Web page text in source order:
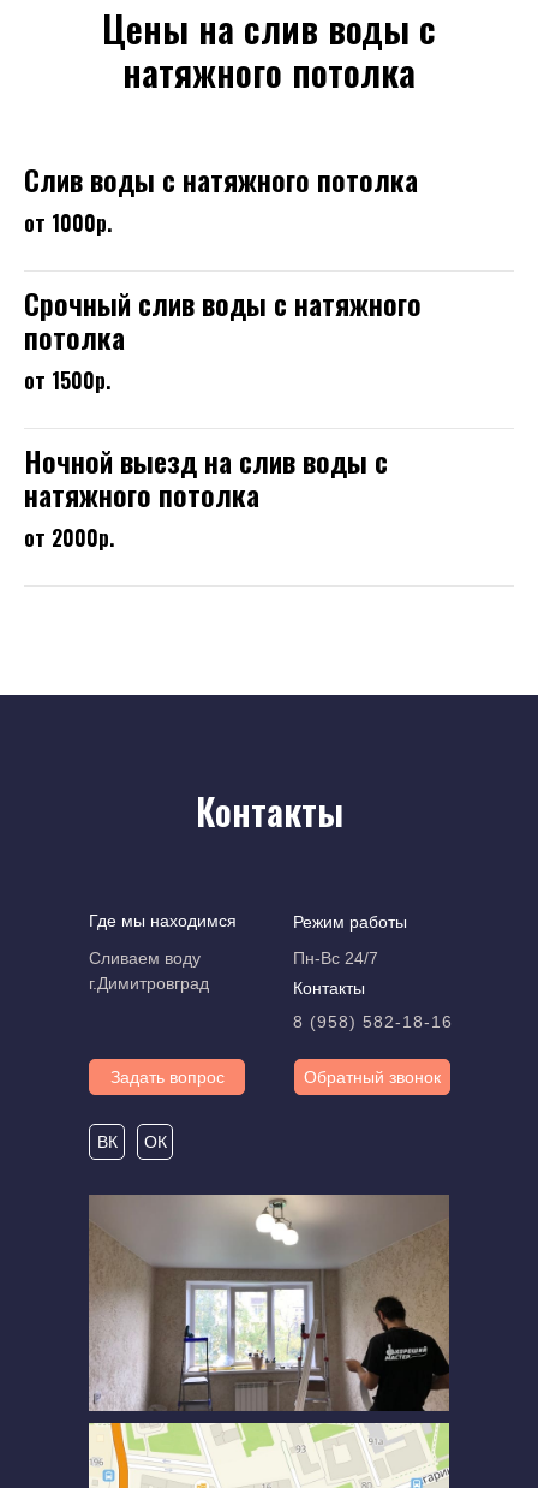
Цены на слив воды с
натяжного потолка
Слив воды с натяжного потолка
от 1000р.
Срочный слив воды с натяжного
потолка
от 1500р.
Ночной выезд на слив воды с
натяжного потолка
от 2000р.
Контакты
Где мы находимся
Сливаем воду
г.Димитровград
Контакты
Режим работы
8 (958) 582-18-16
Пн-Вс 24/7
Задать вопрос Обратный звонок
ВК ОК